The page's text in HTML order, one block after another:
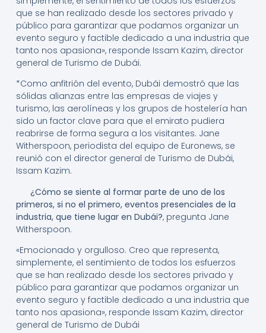
que se han realizado desde los sectores privado y
público para garantizar que podamos organizar un
evento seguro y factible dedicado a una industria que
tanto nos apasiona», responde Issam Kazim, director
general de Turismo de Dubái.
*Como anfitrión del evento, Dubái demostró que las
sólidas alianzas entre las empresas de viajes y
turismo, las aerolíneas y los grupos de hostelería han
sido un factor clave para que el emirato pudiera
reabrirse de forma segura a los visitantes. Jane
Witherspoon, periodista del equipo de Euronews, se
reunió con el director general de Turismo de Dubái,
Issam Kazim.
¿Cómo se siente al formar parte de uno de los
primeros, si no el primero, eventos presenciales de la
industria, que tiene lugar en Dubái?, pregunta Jane
Witherspoon.
«Emocionado y orgulloso. Creo que representa,
simplemente, el sentimiento de todos los esfuerzos
que se han realizado desde los sectores privado y
público para garantizar que podamos organizar un
evento seguro y factible dedicado a una industria que
tanto nos apasiona», responde Issam Kazim, director
general de Turismo de Dubái